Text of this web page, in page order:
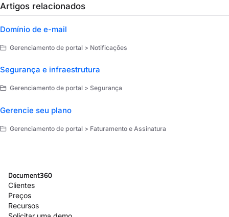
Artigos relacionados
Domínio de e-mail
Gerenciamento de portal > Notificações
Segurança e infraestrutura
Gerenciamento de portal > Segurança
Gerencie seu plano
Gerenciamento de portal > Faturamento e Assinatura
Document360
Clientes
Preços
Recursos